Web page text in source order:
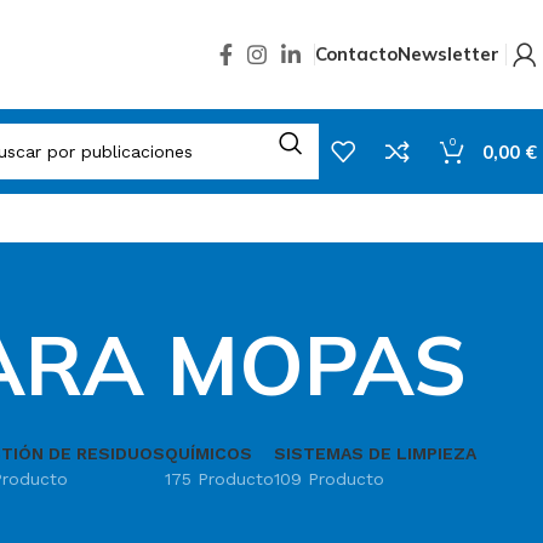
ContactoNewsletter
0 0,00 €
MOPAS
DE RESIDUOSQUÍMICOS
175 Producto
SISTEMAS DE LIMPIEZA
109 Producto